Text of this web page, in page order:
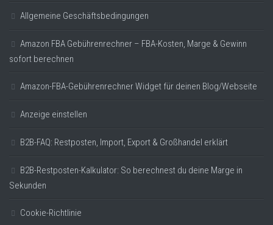
Allgemeine Geschäftsbedingungen
Amazon FBA Gebührenrechner – FBA-Kosten, Marge & Gewinn
sofort berechnen
Amazon-FBA-Gebührenrechner Widget für deinen Blog/Webseite
Anzeige einstellen
B2B-FAQ: Restposten, Import, Export & Großhandel erklärt
B2B-Restposten-Kalkulator: So berechnest du deine Marge in
Sekunden
Cookie-Richtlinie